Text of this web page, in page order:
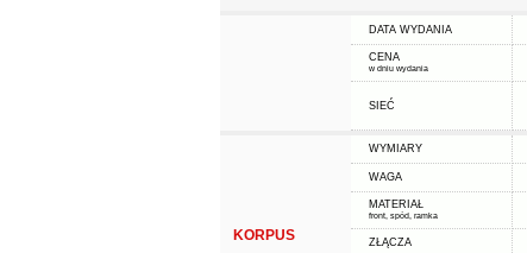
DATA WYDANIA
CENA
w dniu wydania
SIEĆ
KORPUS
WYMIARY
WAGA
MATERIAŁ
front, spód, ramka
ZŁĄCZA